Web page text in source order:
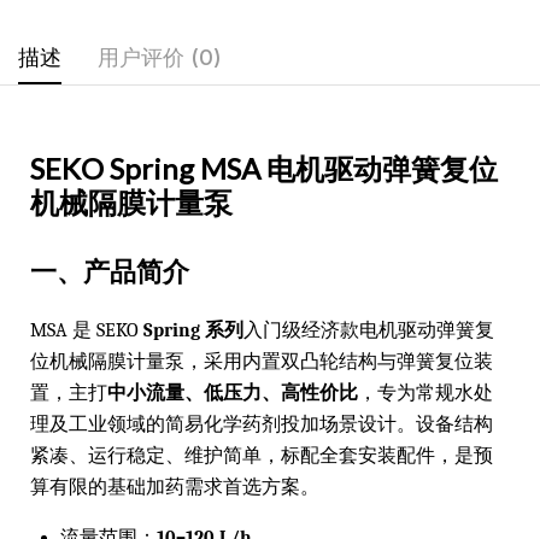
描述 用户评价 (0)
SEKO Spring MSA 电机驱动弹簧复位
机械隔膜计量泵
一、产品简介
MSA 是 SEKO Spring 系列 入门级经济款电机驱动弹簧复
位机械隔膜计量泵，采用内置双凸轮结构与弹簧复位装
置，主打中小流量、低压力、高性价比 ，专为常规水处
理及工业领域的简易化学药剂投加场景设计。设备结构
紧凑、运行稳定、维护简单，标配全套安装配件，是预
算有限的基础加药需求首选方案。